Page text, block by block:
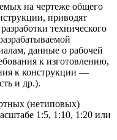
на чертеже общего
приводят
технического
данные о рабочей
к изготовлению,
к конструкции —
и др.).
(нетиповых)
1:5, 1:10, 1:20 или